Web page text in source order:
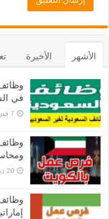
الأشهر الأخيرة
في
7 فبراير، 2022
20 ديسمبر، 2021